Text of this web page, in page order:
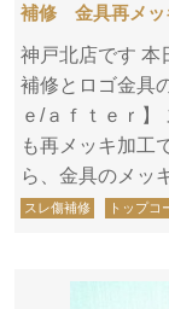
補修 金具再メッ
神戸北店です 本
補修とロゴ金具
ｅ/ａｆｔｅｒ
も再メッキ加工
ら、金具のメ
スレ傷補修 トップコ